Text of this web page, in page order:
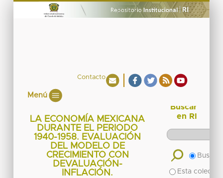
Contacto
Menú
LA ECONOMÍA MEXICANA
DURANTE EL PERIODO
1940-1958. EVALUACIÓN
DEL MODELO DE
CRECIMIENTO CON
DEVALUACIÓN-
INFLACIÓN.
Buscar
en RI
Buscar
Esta